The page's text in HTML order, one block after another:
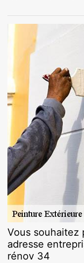
Vous souhaitez
adresse
rénov 34